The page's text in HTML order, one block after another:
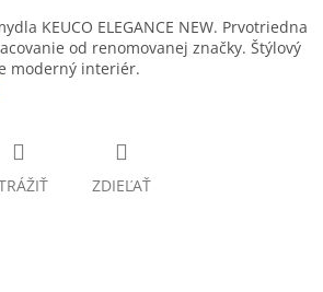
KEUCO ELEGANCE NEW. Prvotriedna
od renomovanej značky. Štýlový
moderný interiér.
ZDIEĽAŤ